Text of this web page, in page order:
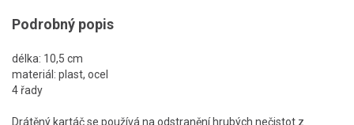
Podrobný popis
délka: 10,5 cm
materiál: plast, ocel
4 řady
Drátěný kartáč se používá na odstranění hrubých nečistot z